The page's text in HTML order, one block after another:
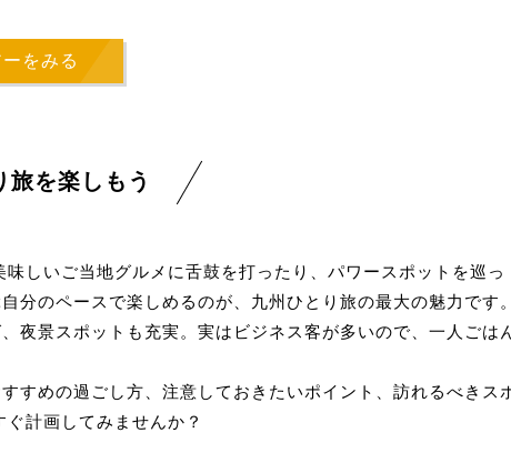
をみる
旅を楽しもう
しいご当地グルメに舌鼓を打ったり、パワースポットを巡っ
のペースで楽しめるのが、九州ひとり旅の最大の魅力です。
夜景スポットも充実。実はビジネス客が多いので、一人ごは
すめの過ごし方、注意しておきたいポイント、訪れるべきス
計画してみませんか？